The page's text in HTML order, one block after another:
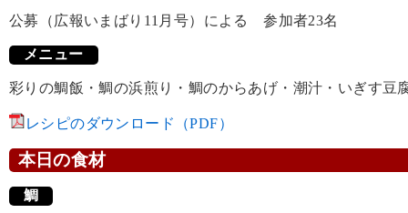
公募（広報いまばり11月号）による 参加者23名
メニュー
彩りの鯛飯・鯛の浜煎り・鯛のからあげ・潮汁・いぎす豆
レシピのダウンロード（PDF）
本日の食材
鯛